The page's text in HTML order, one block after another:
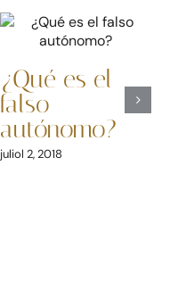
¿Qué es el
falso
autónomo?
juliol 2, 2018